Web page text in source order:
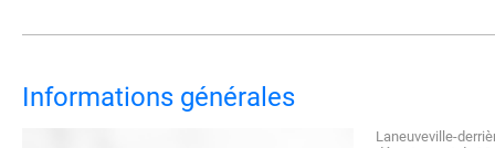
Informations générales
Laneuveville-